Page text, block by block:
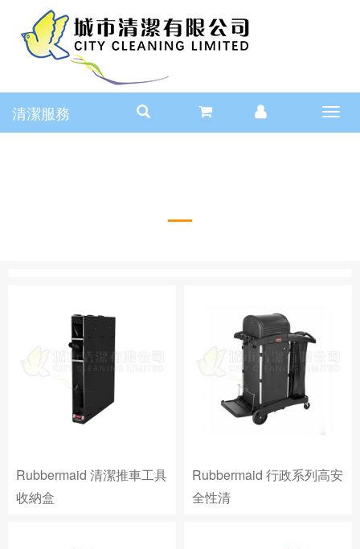
清潔服務
Rubbermaid 清潔推車工具
收納盒
Rubbermaid 行政系列高安
全性清